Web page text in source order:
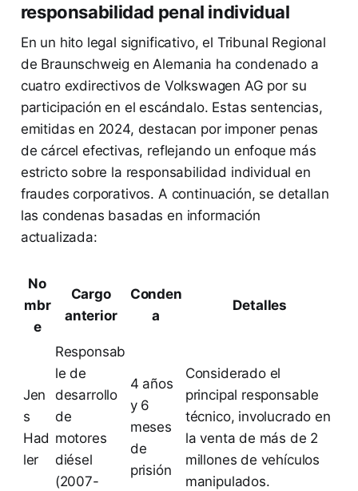
responsabilidad penal individual
En un hito legal significativo, el Tribunal Regional
de Braunschweig en Alemania ha condenado a
cuatro exdirectivos de Volkswagen AG por su
participación en el escándalo. Estas sentencias,
emitidas en 2024, destacan por imponer penas
de cárcel efectivas, reflejando un enfoque más
estricto sobre la responsabilidad individual en
fraudes corporativos. A continuación, se detallan
las condenas basadas en información
actualizada:
No
mbr
e
Cargo
anterior
Conden
a
Detalles
Jen
s
Had
ler
Responsab
le de
desarrollo
de
motores
diésel
(2007-
4 años
y 6
meses
de
prisión
Considerado el
principal responsable
técnico, involucrado en
la venta de más de 2
millones de vehículos
manipulados.